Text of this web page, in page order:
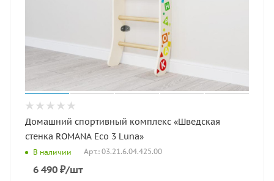
Домашний спортивный комплекс «Шведская
стенка ROMANA Eco 3 Luna»
В наличии Арт.: 03.21.6.04.425.00
6 490 ₽/шт